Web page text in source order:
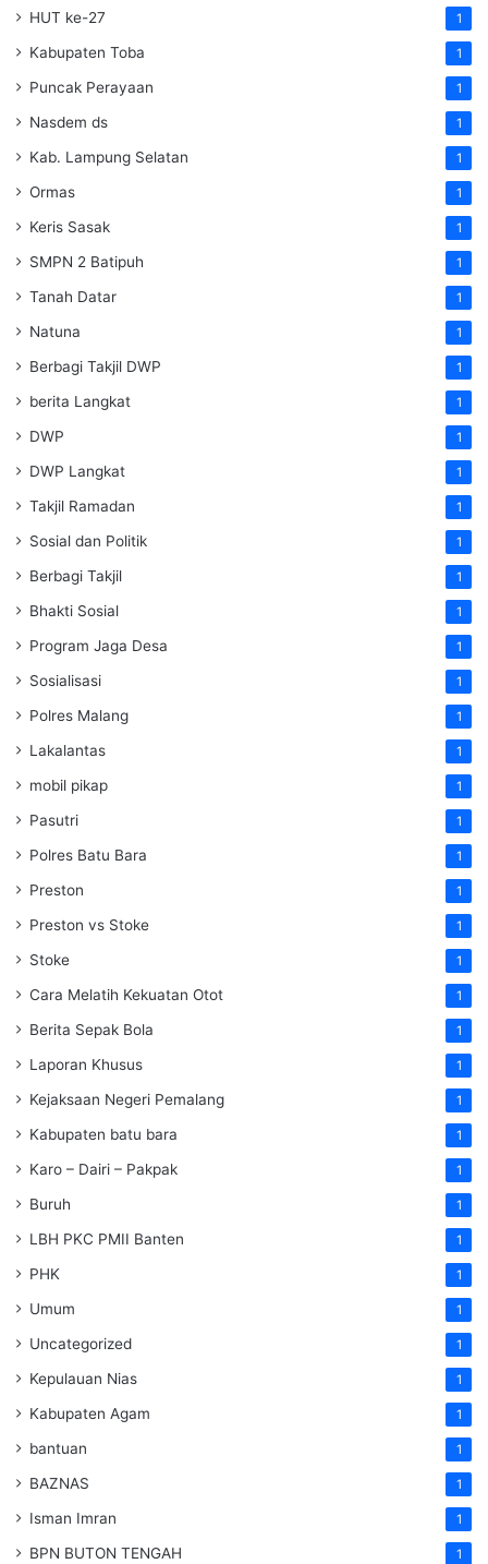
HUT ke-27 1
Kabupaten Toba 1
Puncak Perayaan 1
Nasdem ds 1
Kab. Lampung Selatan 1
Ormas 1
Keris Sasak 1
SMPN 2 Batipuh 1
Tanah Datar 1
Natuna 1
Berbagi Takjil DWP 1
berita Langkat 1
DWP 1
DWP Langkat 1
Takjil Ramadan 1
Sosial dan Politik 1
Berbagi Takjil 1
Bhakti Sosial 1
Program Jaga Desa 1
Sosialisasi 1
Polres Malang 1
Lakalantas 1
mobil pikap 1
Pasutri 1
Polres Batu Bara 1
Preston 1
Preston vs Stoke 1
Stoke 1
Cara Melatih Kekuatan Otot 1
Berita Sepak Bola 1
Laporan Khusus 1
Kejaksaan Negeri Pemalang 1
Kabupaten batu bara 1
Karo – Dairi – Pakpak 1
Buruh 1
LBH PKC PMII Banten 1
PHK 1
Umum 1
Uncategorized 1
Kepulauan Nias 1
Kabupaten Agam 1
bantuan 1
BAZNAS 1
Isman Imran 1
BPN BUTON TENGAH 1